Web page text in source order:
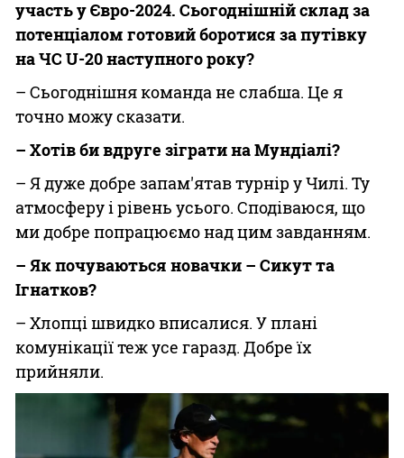
участь у Євро-2024. Сьогоднішній склад за
потенціалом готовий боротися за путівку
на ЧС U-20 наступного року?
– Сьогоднішня команда не слабша. Це я
точно можу сказати.
– Хотів би вдруге зіграти на Мундіалі?
– Я дуже добре запам'ятав турнір у Чилі. Ту
атмосферу і рівень усього. Сподіваюся, що
ми добре попрацюємо над цим завданням.
– Як почуваються новачки – Сикут та
Ігнатков?
– Хлопці швидко вписалися. У плані
комунікації теж усе гаразд. Добре їх
прийняли.